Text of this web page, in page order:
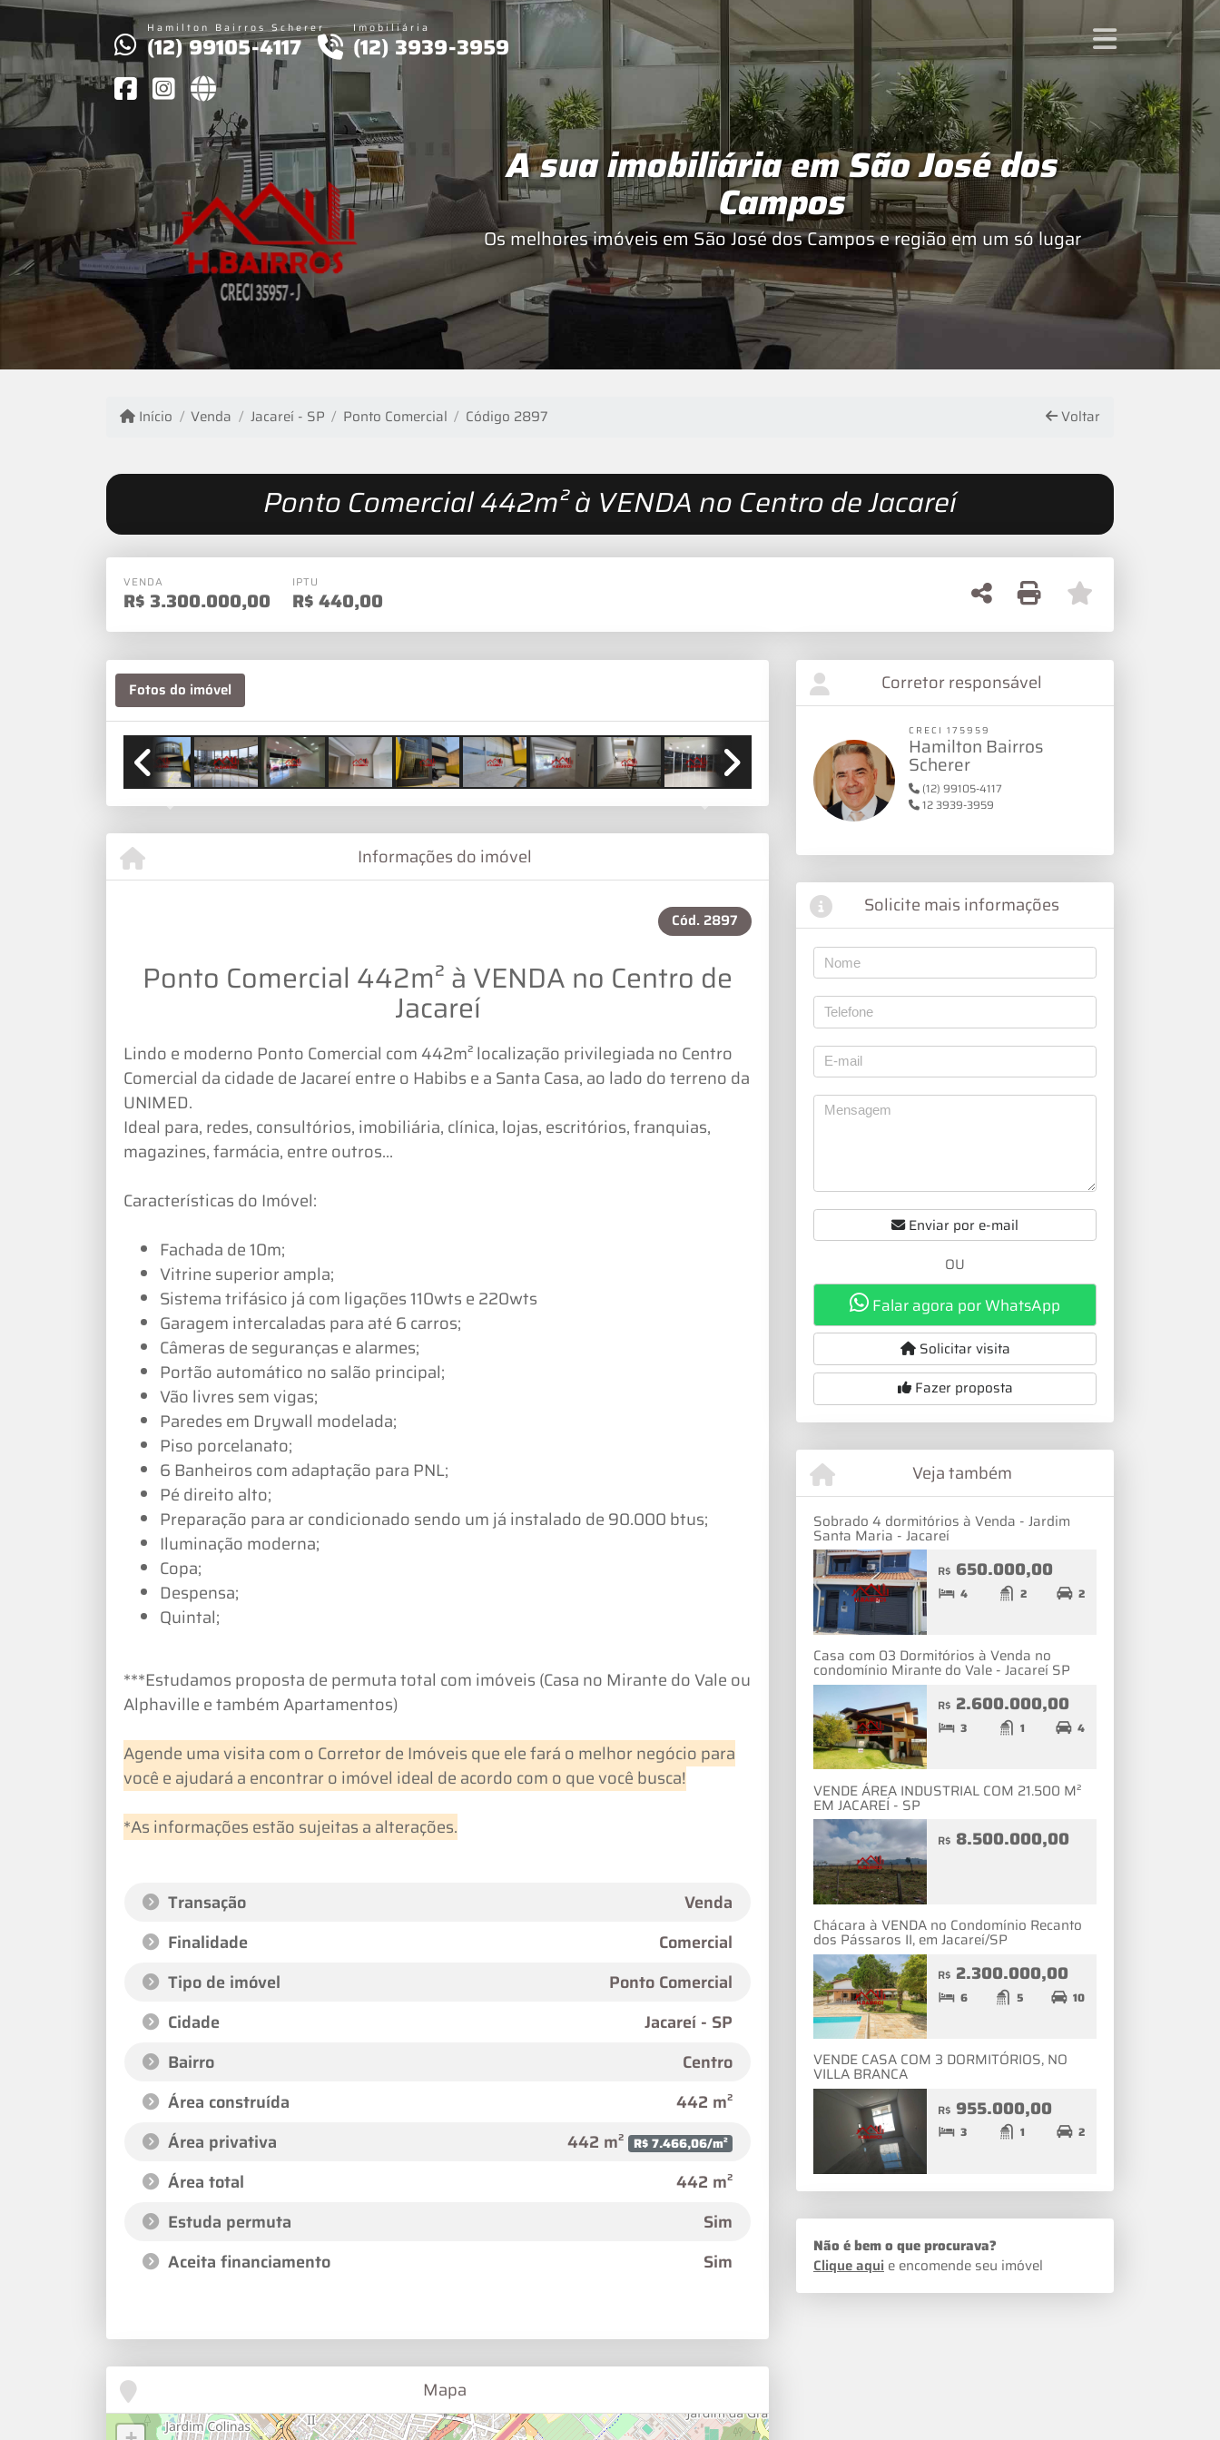
Hamilton Bairros Scherer
(12) 99105-4117
Imobiliária
(12) 3939-3959
A sua imobiliária em São José dos
Campos
Os melhores imóveis em São José dos Campos e região em um só lugar
Início Venda Jacareí - SP Ponto Comercial Código 2897 Voltar
Ponto Comercial 442m² à VENDA no Centro de Jacareí
VENDA
R$ 3.300.000,00
IPTU
R$440,00
Fotos do imóvel
Previous Next
Informações do imóvel
Cód. 2897
Ponto Comercial 442m² à VENDA no Centro de
Jacareí
Lindo e moderno Ponto Comercial com 442m² localização privilegiada no Centro
Comercial da cidade de Jacareí entre o Habibs e a Santa Casa, ao lado do terreno da
UNIMED.
Ideal para, redes, consultórios, imobiliária, clínica, lojas, escritórios, franquias,
magazines, farmácia, entre outros...
Características do Imóvel:
Fachada de 10m;
Vitrine superior ampla;
Sistema trifásico já com ligações 110wts e 220wts
Garagem intercaladas para até 6 carros;
Câmeras de seguranças e alarmes;
Portão automático no salão principal;
Vão livres sem vigas;
Paredes em Drywall modelada;
Piso porcelanato;
6 Banheiros com adaptação para PNL;
Pé direito alto;
Preparação para ar condicionado sendo um já instalado de 90.000 btus;
Iluminação moderna;
Copa;
Despensa;
Quintal;
***Estudamos proposta de permuta total com imóveis (Casa no Mirante do Vale ou
Alphaville e também Apartamentos)
Agende uma visita com o Corretor de Imóveis que ele fará o melhor negócio para
você e ajudará a encontrar o imóvel ideal de acordo com o que você busca!
*As informações estão sujeitas a alterações.
Transação
Venda
Finalidade
Comercial
Tipo de imóvel
Ponto Comercial
Cidade
Jacareí - SP
Bairro
Centro
Área construída
442 m²
Área privativa
442 m² R$ 7.466,06/m²
Área total
442 m²
Estuda permuta
Sim
Aceita financiamento
Sim
Mapa
Corretor responsável
CRECI 175959
Hamilton Bairros
Scherer
(12) 99105-4117
12 3939-3959
Solicite mais informações
Enviar por e-mail
OU
Falar agora por WhatsApp
Solicitar visita
Fazer proposta
Veja também
Sobrado 4 dormitórios à Venda - Jardim
Santa Maria - Jacareí
R$ 650.000,00
4 2 2
Casa com 03 Dormitórios à Venda no
condomínio Mirante do Vale - Jacareí SP
R$ 2.600.000,00
3 1 4
VENDE ÁREA INDUSTRIAL COM 21.500 M²
EM JACAREÍ - SP
R$ 8.500.000,00
Chácara à VENDA no Condomínio Recanto
dos Pássaros II, em Jacareí/SP
R$ 2.300.000,00
6 5 10
VENDE CASA COM 3 DORMITÓRIOS, NO
VILLA BRANCA
R$ 955.000,00
3 1 2
Não é bem o que procurava?
Clique aqui e encomende seu imóvel